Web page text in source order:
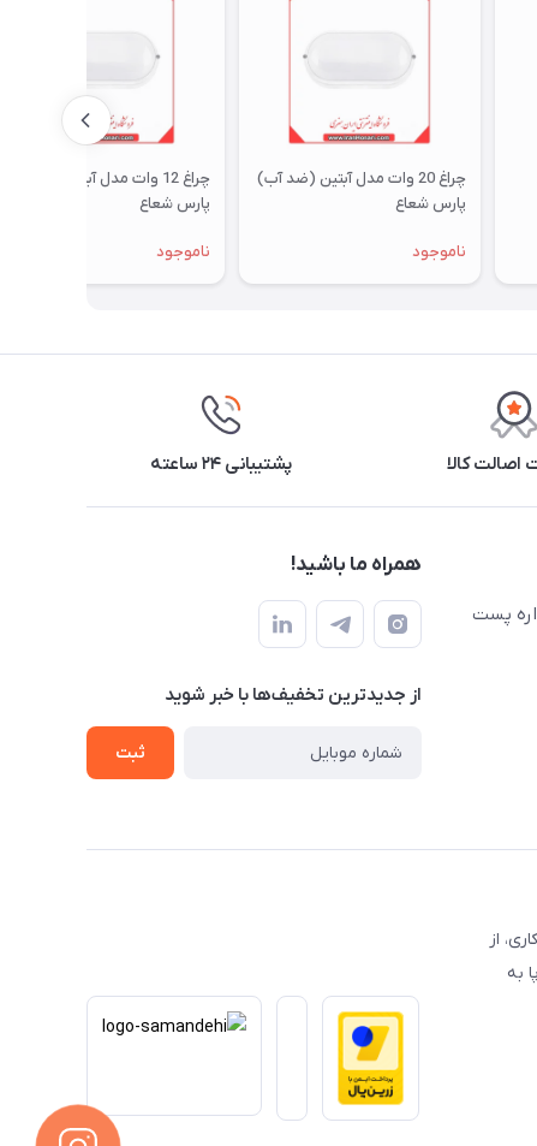
چراغ 20 وات مدل آبتین (ضد آب)
پارس شعاع
ناموجود
چراغ 12 وات مدل آبتین (ضد آب)
پارس شعاع
ناموجود
اصالت کالا پشتیبانی ۲۴ ساعته
پست
همراه ما باشید!
از جدید‌ترین تخفیف‌ها با‌ خبر شوید
ثبت
از
به